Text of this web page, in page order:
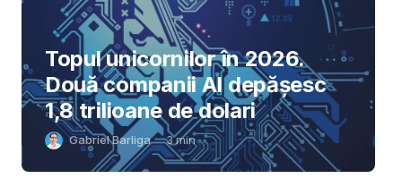
Topul unicornilor în 2026.
Două companii AI depășesc
1,8 trilioane de dolari
Gabriel Barliga 3min